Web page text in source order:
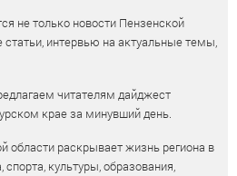
не только новости Пензенской
статьи, интервью на актуальные темы,
читателям дайджест
крае за минувший день.
области раскрывает жизнь региона в
культуры, образования,